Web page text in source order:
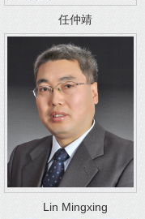
任仲靖
Lin Mingxing